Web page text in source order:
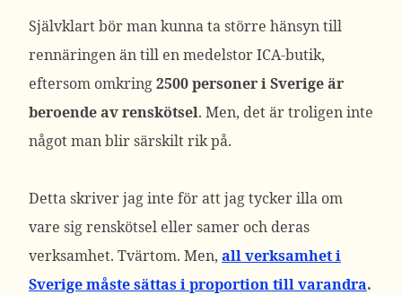
Självklart bör man kunna ta större hänsyn till
rennäringen än till en medelstor ICA-butik,
eftersom omkring2500 personer i Sverige är
beroende av renskötsel. Men, det är troligen inte
något man blir särskilt rik på.
Detta skriver jag inte för att jag tycker illa om
vare sig renskötsel eller samer och deras
verksamhet. Tvärtom. Men, all verksamhet i
Sverige måste sättas i proportion till varandra.